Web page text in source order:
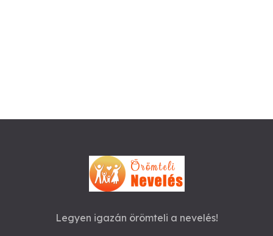
Legyen igazán örömteli a nevelés!